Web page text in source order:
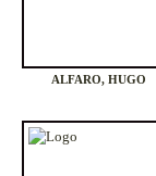
ALFARO, HUGO